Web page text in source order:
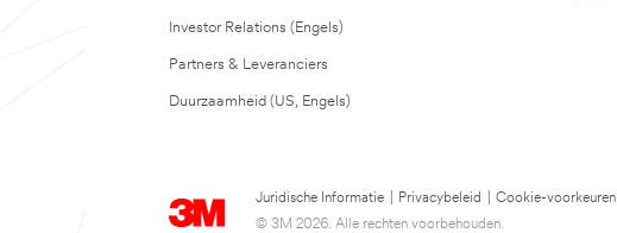
Investor Relations (Engels)
Partners & Leveranciers
Duurzaamheid (US, Engels)
Juridische Informatie Privacybeleid
Cookie-voorkeuren
© 3M 2026. Alle rechten voorbehouden.